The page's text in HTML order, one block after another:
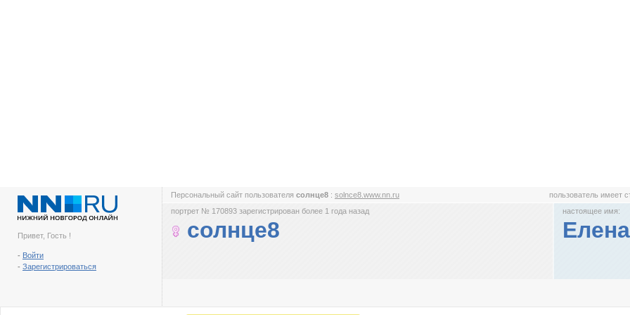
Привет, Гость !
- Войти
- Зарегистрироваться
Персональный сайт пользователя солнце8 : solnce8.www.nn.ru пользователь имеет
портрет № 170893 зарегистрирован более 1 года назад
солнце8
настоящее имя:
Елена